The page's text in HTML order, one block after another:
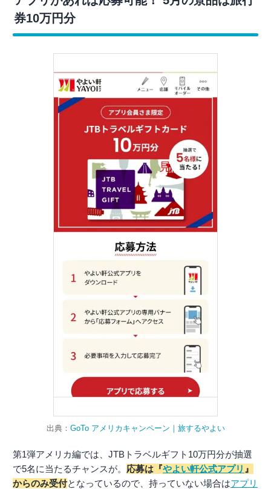
券10万円分
出典： GoTo アメリカキャンペーン｜旅するやよい
第1弾アメリカ編では、JTBトラベルギフト10万円分が抽選
で5名に当たるチャンスが。 応募は『やよい軒公式アプリ 』
からのみ受付となっているので、持っていない場合はアプリ